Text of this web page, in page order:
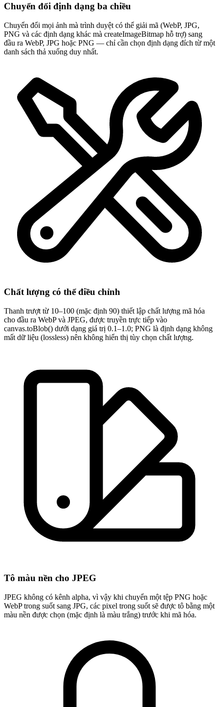
Chuyển đổi định dạng ba chiều
Chuyển đổi mọi ảnh mà trình duyệt có thể giải mã (WebP, JPG,
PNG và các định dạng khác mà createImageBitmap hỗ trợ) sang
đầu ra WebP, JPG hoặc PNG — chỉ cần chọn định dạng đích từ một
danh sách thả xuống duy nhất.
Chất lượng có thể điều chỉnh
Thanh trượt từ 10–100 (mặc định 90) thiết lập chất lượng mã hóa
cho đầu ra WebP và JPEG, được truyền trực tiếp vào
canvas.toBlob() dưới dạng giá trị 0.1–1.0; PNG là định dạng không
mất dữ liệu (lossless) nên không hiển thị tùy chọn chất lượng.
Tô màu nền cho JPEG
JPEG không có kênh alpha, vì vậy khi chuyển một tệp PNG hoặc
WebP trong suốt sang JPG, các pixel trong suốt sẽ được tô bằng một
màu nền được chọn (mặc định là màu trắng) trước khi mã hóa.